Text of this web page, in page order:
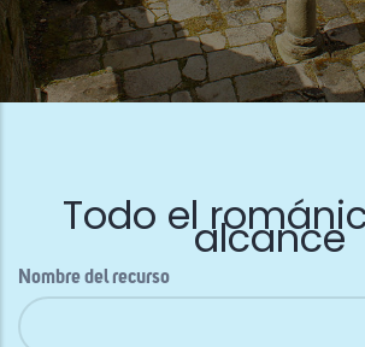
Todo elalcance
Nombre del recurso